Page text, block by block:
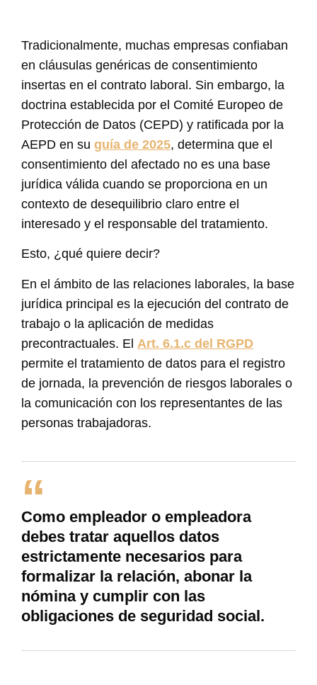
Tradicionalmente, muchas empresas confiaban
en cláusulas genéricas de consentimiento
insertas en el contrato laboral. Sin embargo, la
doctrina establecida por el Comité Europeo de
Protección de Datos (CEPD) y ratificada por la
AEPD en su guía de 2025, determina que el
consentimiento del afectado no es una base
jurídica válida cuando se proporciona en un
contexto de desequilibrio claro entre el
interesado y el responsable del tratamiento.
Esto, ¿qué quiere decir?
En el ámbito de las relaciones laborales, la base
jurídica principal es la ejecución del contrato de
trabajo o la aplicación de medidas
precontractuales. El Art. 6.1.c del RGPD
permite el tratamiento de datos para el registro
de jornada, la prevención de riesgos laborales o
la comunicación con los representantes de las
personas trabajadoras.
Como empleador o empleadora
debes tratar aquellos datos
estrictamente necesarios para
formalizar la relación, abonar la
nómina y cumplir con las
obligaciones de seguridad social.